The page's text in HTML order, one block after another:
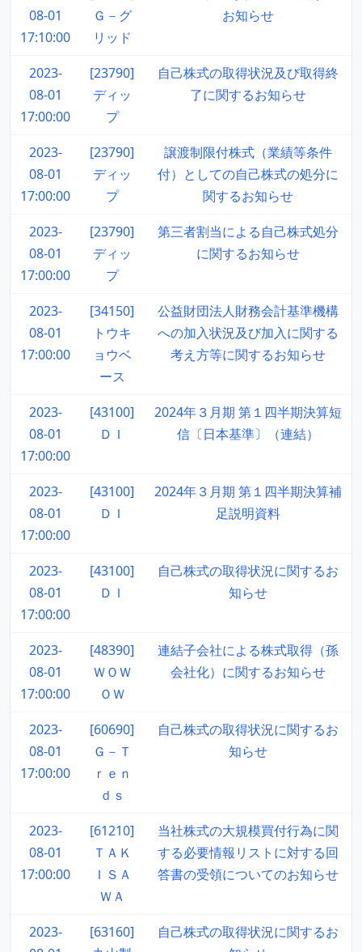
08-01
17:10:00
Ｇ－グ
リッド
お知らせ
2023-
08-01
17:00:00
[23790]
ディッ
プ
自己株式の取得状況及び取得終
了に関するお知らせ
2023-
08-01
17:00:00
[23790]
ディッ
プ
譲渡制限付株式（業績等条件
付）としての自己株式の処分に
関するお知らせ
2023-
08-01
17:00:00
[23790]
ディッ
プ
第三者割当による自己株式処分
に関するお知らせ
2023-
08-01
17:00:00
[34150]
トウキ
ョウベ
ース
公益財団法人財務会計基準機構
への加入状況及び加入に関する
考え方等に関するお知らせ
2023-
08-01
17:00:00
[43100]
ＤＩ
2024年３月期 第１四半期決算短
信〔日本基準〕（連結）
2023-
08-01
17:00:00
[43100]
ＤＩ
2024年３月期 第１四半期決算補
足説明資料
2023-
08-01
17:00:00
[43100]
ＤＩ
自己株式の取得状況に関するお
知らせ
2023-
08-01
17:00:00
[48390]
ＷＯＷ
ＯＷ
連結子会社による株式取得（孫
会社化）に関するお知らせ
2023-
08-01
17:00:00
[60690]
Ｇ－Ｔ
ｒｅｎ
ｄｓ
自己株式の取得状況に関するお
知らせ
2023-
08-01
17:00:00
[61210]
ＴＡＫ
ＩＳＡ
ＷＡ
当社株式の大規模買付行為に関
する必要情報リストに対する回
答書の受領についてのお知らせ
2023-
[63160]
自己株式の取得状況に関するお